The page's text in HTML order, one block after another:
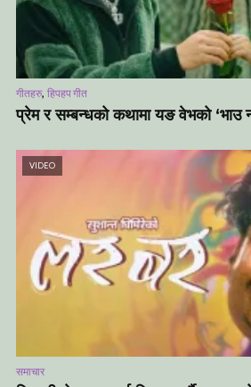
गीतहरु, हिपहप गीत
प्रेम र सम्बन्धको कथामा यङ वेभको ‘भाउ
VIDEO
समाचार